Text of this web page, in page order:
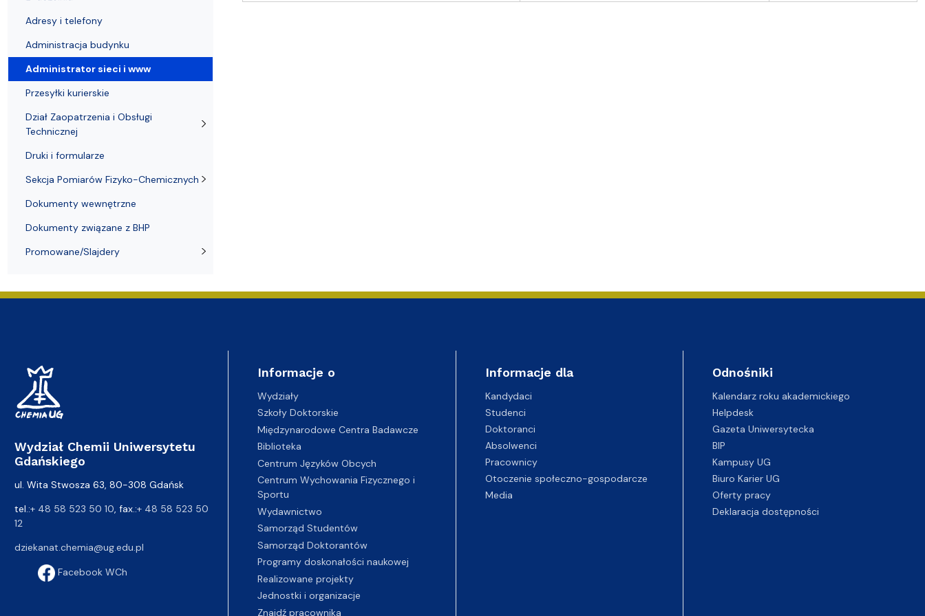
Adresy i telefony
Administracja budynku
Administrator sieci i www
Przesyłki kurierskie
Dział Zaopatrzenia i Obsługi
Technicznej
Druki i formularze
Sekcja Pomiarów Fizyko-Chemicznych
Dokumenty wewnętrzne
Dokumenty związane z BHP
Promowane/Slajdery
Wydział Chemii Uniwersytetu
Gdańskiego
ul. Wita Stwosza 63, 80-308 Gdańsk
tel.:+ 48 58 523 50 10 , fax.:+ 48 58 523 50
12
dziekanat.chemia@ug.edu.pl
Facebook WCh
Informacje o
Wydziały
Szkoły Doktorskie
Międzynarodowe Centra Badawcze
Biblioteka
Centrum Języków Obcych
Centrum Wychowania Fizycznego i
Sportu
Wydawnictwo
Samorząd Studentów
Samorząd Doktorantów
Programy doskonałości naukowej
Realizowane projekty
Jednostki i organizacje
Znajdź pracownika
Informacje dla
Kandydaci
Studenci
Doktoranci
Absolwenci
Pracownicy
Otoczenie społeczno-gospodarcze
Media
Odnośniki
Kalendarz roku akademickiego
Helpdesk
Gazeta Uniwersytecka
BIP
Kampusy UG
Biuro Karier UG
Oferty pracy
Deklaracja dostępności